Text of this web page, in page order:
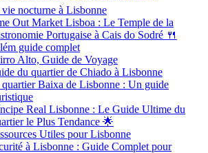
nocturne à Lisbonne
Out Market Lisboa : Le Temple de la
Portugaise à Cais do Sodré 🍴
guide complet
Alto, Guide de Voyage
du quartier de Chiado à Lisbonne
Baixa de Lisbonne : Un guide
Real Lisbonne : Le Guide Ultime du
le Plus Tendance 🌟
Utiles pour Lisbonne
à Lisbonne : Guide Complet pour